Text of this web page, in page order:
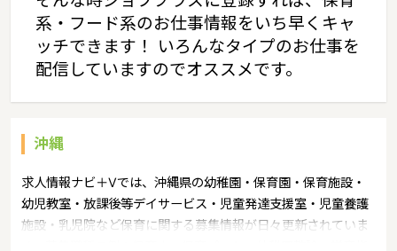
系・フード系のお仕事情報をいち早くキャ
ッチできます！ いろんなタイプのお仕事を
配信していますのでオススメです。
沖縄
求人情報ナビ＋Vでは、沖縄県の幼稚園・保育園・保育施設・
幼児教室・放課後等デイサービス・児童発達支援室・児童養護
施設・乳児院など保育に関する募集情報が日々更新されていま